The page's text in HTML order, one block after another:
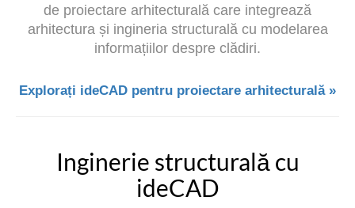
de proiectare arhitecturală care integrează
arhitectura și ingineria structurală cu modelarea
informațiilor despre clădiri.
Explorați ideCAD pentru proiectare arhitecturală »
Inginerie structurală cu
ideCAD